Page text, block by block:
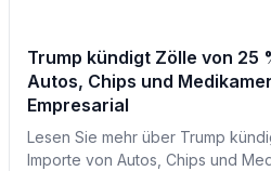
Trump kündigt Zölle von 25
Autos, Chips und
Empresarial
Lesen Sie mehr über Trump
Importe von Autos, Chips und